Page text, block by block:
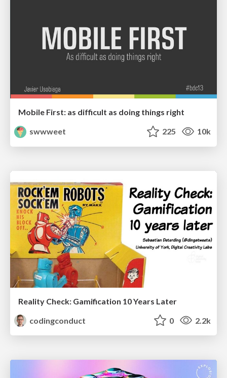
Mobile First: as difficult as doing things right
swwweet
225 10k
Reality Check: Gamification 10 Years Later
codingconduct
0 2.2k